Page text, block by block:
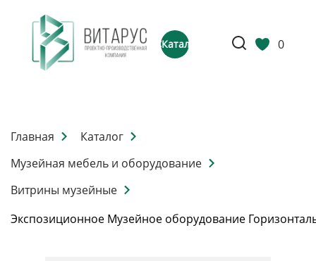
Каталог 0
Главная
Каталог
Музейная мебель и оборудование
Витрины музейные
Экспозиционное Музейное оборудование